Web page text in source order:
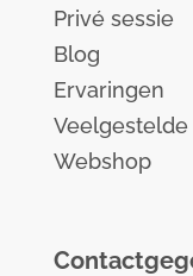
Privé sessie
Blog
Ervaringen
Webshop